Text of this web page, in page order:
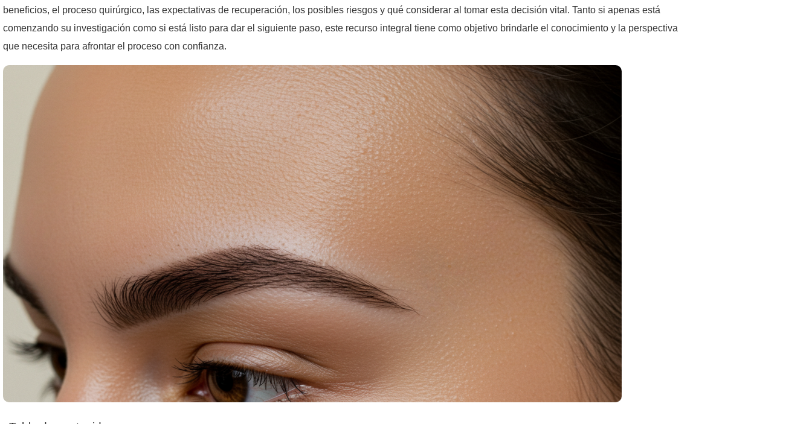
beneficios, el proceso quirúrgico, las expectativas de recuperación, los posibles riesgos y qué considerar al tomar esta decisión vital. Tanto si apenas está
comenzando su investigación como si está listo para dar el siguiente paso, este recurso integral tiene como objetivo brindarle el conocimiento y la perspectiva
que necesita para afrontar el proceso con confianza.